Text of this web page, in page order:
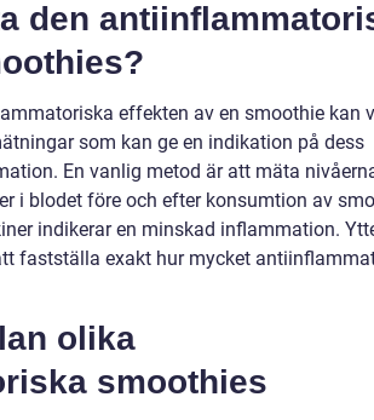
den
effekten av en smoothie kan
som kan ge en indikation på dess
En vanlig metod är att mäta
i blodet före och efter konsumtion av
indikerar en minskad inflammation.
fastställa exakt hur mycket
olika
smoothies